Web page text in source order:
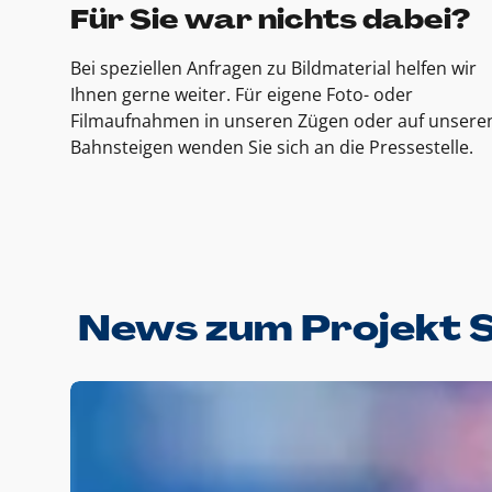
Für Sie war nichts dabei?
Bei speziellen Anfragen zu Bildmaterial helfen wir
Ihnen gerne weiter. Für eigene Foto- oder
Filmaufnahmen in unseren Zügen oder auf
Bahnsteigen wenden Sie sich an die Pressestelle.
News zum Projekt